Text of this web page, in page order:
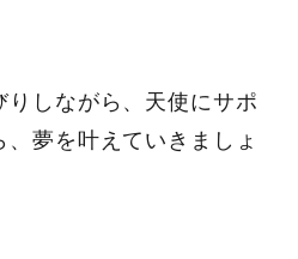
りしながら、天使にサポ
夢を叶えていきましょ